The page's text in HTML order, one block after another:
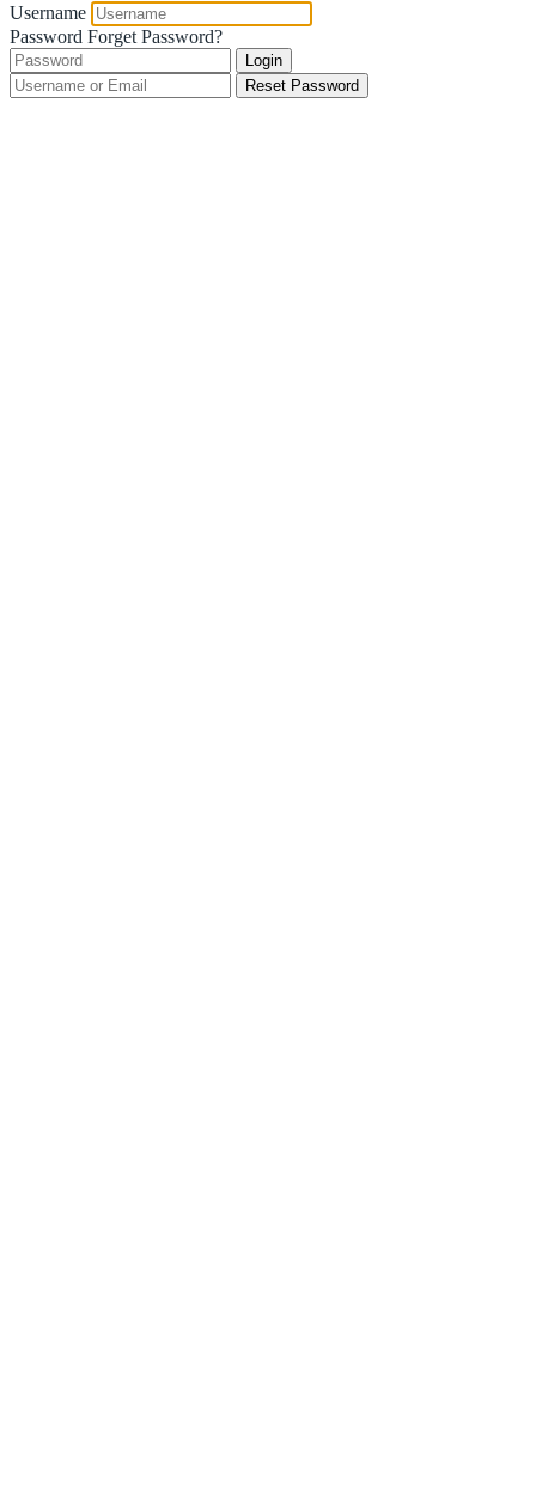
Username
Password Forget Password?
Login
Reset Password